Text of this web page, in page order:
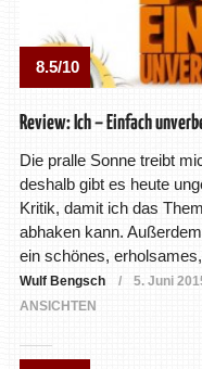
8.5/10
Review: Ich – Einfach
Die pralle Sonne treibt
deshalb gibt es heute
Kritik, damit ich das
abhaken kann.
ein schönes,
Wulf Bengsch 5. Juni
ANSICHTEN